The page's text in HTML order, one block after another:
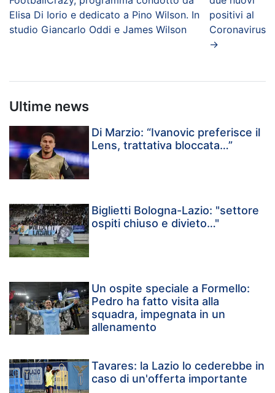
Elisa Di Iorio e dedicato a Pino Wilson. In
studio Giancarlo Oddi e James Wilson
positivi al
Coronavirus
→
Ultime news
Di Marzio: “Ivanovic preferisce il
Lens, trattativa bloccata…”
Biglietti Bologna-Lazio: "settore
ospiti chiuso e divieto…"
Un ospite speciale a Formello:
Pedro ha fatto visita alla
squadra, impegnata in un
allenamento
Tavares: la Lazio lo cederebbe in
caso di un'offerta importante